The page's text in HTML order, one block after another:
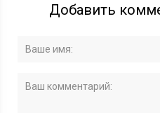
Добавить